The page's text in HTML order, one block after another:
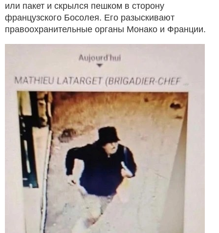
или пакет и скрылся пешком в сторону
французского Босолея. Его разыскивают
правоохранительные органы Монако и Франции.